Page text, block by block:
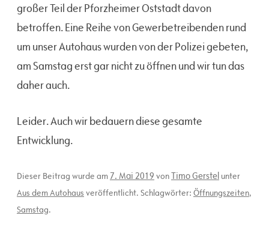
großer Teil der Pforzheimer Oststadt davon
betroffen. Eine Reihe von Gewerbetreibenden rund
um unser Autohaus wurden von der Polizei gebeten,
am Samstag erst gar nicht zu öffnen und wir tun das
daher auch.
Leider. Auch wir bedauern diese gesamte
Entwicklung.
Dieser Beitrag wurde am 7. Mai 2019 vonTimo Gerstel unter
Aus dem Autohaus veröffentlicht. Schlagwörter: Öffnungszeiten,
Samstag.